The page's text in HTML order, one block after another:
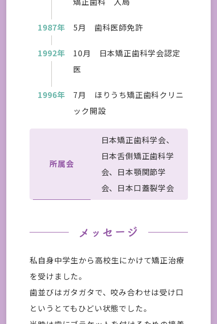
1987年 5月 歯科医師免許
1992年
10月 日本矯正歯科学会認定
医
1996年
7月 ほりうち矯正歯科クリニ
ック開設
所属会
日本矯正歯科学会、
日本舌側矯正歯科学
会、日本顎関節学
会、日本口蓋裂学会
メッセージ
私自身中学生から高校生にかけて矯正治療
を受けました。
歯並びはガタガタで、咬み合わせは受け口
というとてもひどい状態でした。